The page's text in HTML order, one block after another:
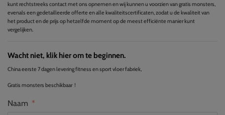
kunt rechtstreeks contact met ons opnemen en wij kunnen u voorzien van gratis monsters,
evenals een gedetailleerde offerte en alle kwaliteitscertificaten, zodat u de kwaliteit van
het product en de prijs op hetzelfde moment op de meest efficiënte manier kunt
vergelijken.
Wacht niet, klik hier om te beginnen.
China eerste 7 dagen levering fitness en sport vloer fabriek,
Gratis monsters beschikbaar！
Naam